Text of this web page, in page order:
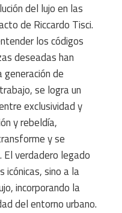
del lujo en las
de Riccardo Tisci.
los códigos
deseadas han
generación de
se logra un
exclusividad y
y rebeldía,
y se
verdadero legado
icónicas, sino a la
incorporando la
del entorno urbano.